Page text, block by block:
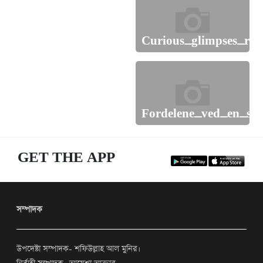
GET THE APP
সম্পাদক
উপদেষ্টা সম্পাদক- শফিউল্লাহ আল মুনির।